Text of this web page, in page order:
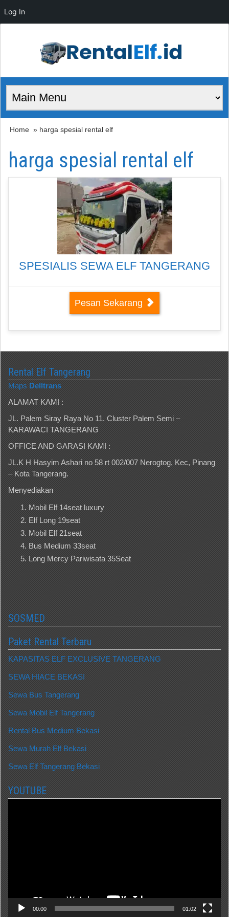
Home » harga spesial rental elf
harga spesial rental elf
SPESIALIS SEWA ELF TANGERANG
Pesan Sekarang
Rental Elf Tangerang
Maps Delltrans
ALAMAT KAMI :
JL. Palem Siray Raya No 11. Cluster Palem Semi –
KARAWACI TANGERANG
OFFICE AND GARASI KAMI :
JL.K H Hasyim Ashari no 58 rt 002/007 Nerogtog, Kec, Pinang
– Kota Tangerang.
Menyediakan
Mobil Elf 14seat luxury
Elf Long 19seat
Mobil Elf 21seat
Bus Medium 33seat
Long Mercy Pariwisata 35Seat
SOSMED
Paket Rental Terbaru
KAPASITAS ELF EXCLUSIVE TANGERANG
SEWA HIACE BEKASI
Sewa Bus Tangerang
Sewa Mobil Elf Tangerang
Rental Bus Medium Bekasi
Sewa Murah Elf Bekasi
Sewa Elf Tangerang Bekasi
YOUTUBE
00:00 01:02
Log In